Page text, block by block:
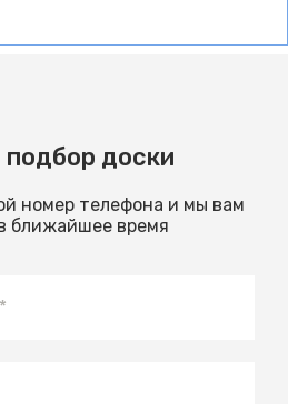
подбор доски
номер телефона и мы вам
ближайшее время